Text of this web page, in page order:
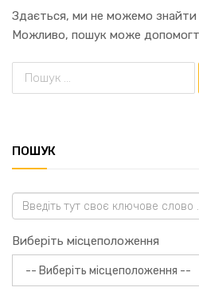
Здається, ми не можемо
Можливо, пошук може
ПОШУК
Виберіть місцеположення